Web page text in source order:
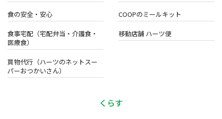
食の安全・安心 COOPのミールキット
食事宅配（宅配弁当・介護食・
医療食）
移動店舗 ハーツ便
買物代行（ハーツのネットスー
パーおつかいさん）
くらす